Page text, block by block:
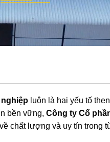
luôn là hai yếu tố
bền vững, Công ty Cổ
chất lượng và uy tín trong